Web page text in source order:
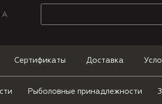
А
Сертификаты Доставка
Рыболовные принадлежности